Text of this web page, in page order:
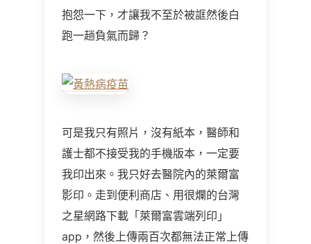
抱怨一下，才讓我不至於被誆然後白
跑一趟負氣而歸？
可是我只有照片，沒有紙本，醫師和
護士都不接受我的手機版本，一定要
我印出來。我只好去醫院內的萊爾富
影印。走到便利商店、用很爛的台灣
之星網路下載「萊爾富雲端列印」
app，然後上傳兩百次都無法正常上傳